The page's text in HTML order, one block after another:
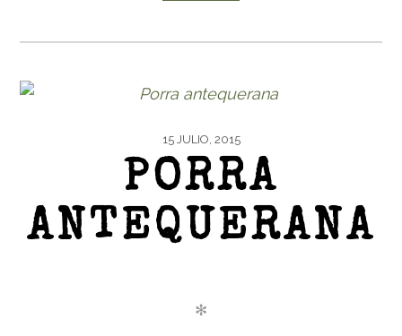
15 JULIO, 2015
PORRA
ANTEQUERANA
✻